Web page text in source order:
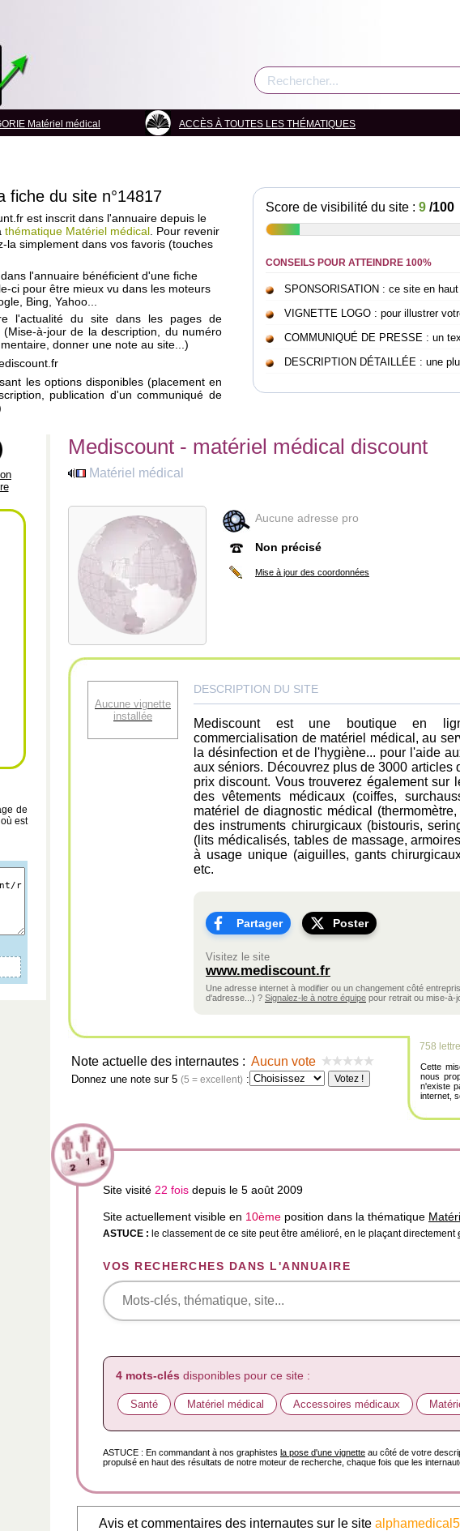
Matériel médical ACCÈS À TOUTES LES THÉMATIQUES
fiche du site n°14817
est inscrit dans l'annuaire depuis le
thématique Matériel médical . Pour revenir
la simplement dans vos favoris (touches
l'annuaire bénéficient d'une fiche
ci pour être mieux vu dans les moteurs
Bing, Yahoo...
l'actualité du site dans les pages de
à-jour de la description, du numéro
donner une note au site...)
les options disponibles (placement en
publication d'un communiqué de
Score de visibilité du site : 9 /100
CONSEILS POUR ATTEINDRE 100%
SPONSORISATION : ce site en
VIGNETTE LOGO : pour illustrer
COMMUNIQUÉ DE PRESSE : un
DESCRIPTION DÉTAILLÉE : une
de
est
Mediscount - matériel médical discount
Matériel médical
Aucune adresse pro
Non précisé
Mise à jour des coordonnées
Aucune vignette
installée
DESCRIPTION DU SITE
Mediscount est une boutique en
commercialisation de matériel médical, au
la désinfection et de l'hygiène... pour l'aide
aux séniors. Découvrez plus de 3000 articles
prix discount. Vous trouverez également sur
des vêtements médicaux (coiffes,
matériel de diagnostic médical
des instruments chirurgicaux (bistouris,
(lits médicalisés, tables de massage,
à usage unique (aiguilles, gants
etc.
Partager Poster
Visitez le site
www.mediscount.fr
Une adresse internet à modifier ou un changement côté
d'adresse...) ? Signalez-le à notre équipe pour retrait ou mise-à-
Note actuelle des internautes : Aucun vote
Donnez une note sur 5 (5 = excellent) :
758
Cette
nous
n'existe
internet,
Site visité 22 fois depuis le 5 août 2009
Site actuellement visible en 10ème position dans la thématique
ASTUCE : le classement de ce site peut être amélioré, en le plaçant directement
VOS RECHERCHES DANS L'ANNUAIRE
4 mots-clés disponibles pour ce site :
Santé Matériel médical Accessoires médicaux
ASTUCE : En commandant à nos graphistes la pose d'une vignette au côté de votre
propulsé en haut des résultats de notre moteur de recherche, chaque fois que les
Avis et commentaires des internautes sur le site